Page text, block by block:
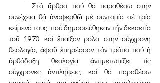
	Στό ἄρθρο πού θά παραθέσω στήν
συνέχεια θά ἀναφερθῶ μέ συντομία σέ τρία
κείμενά τους, πού δημοσιεύθηκαν τήν δεκαετία
τοῦ 1970 καί ἔπαιξαν ρόλο στήν σύγχρονη
θεολογία, ἀφοῦ ἐπηρέασαν τόν τρόπο πού ἡ
ὀρθόδοξη θεολογία ἀντιμετωπίζει τίς
σύγχρονες ἀντιλήψεις, καί θά παραθέσω